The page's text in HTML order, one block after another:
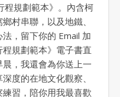
程規劃範本》。內含柯
村串聯，以及地鐵、
，留下你的 Email 加
規劃範本》電子書直
，我還會為你送上一
度的在地文化觀察、
習，陪你用我最喜歡